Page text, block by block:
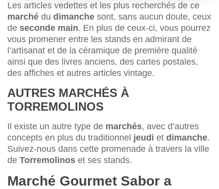
Les articles vedettes et les plus recherchés de ce
marché du dimanche sont, sans aucun doute, ceux
de seconde main. En plus de ceux-ci, vous pourrez
vous promener entre les stands en admirant de
l’artisanat et de la céramique de première qualité
ainsi que des livres anciens, des cartes postales,
des affiches et autres articles vintage.
AUTRES MARCHÉS À
TORREMOLINOS
Il existe un autre type de marchés, avec d’autres
concepts en plus du traditionnel jeudi et dimanche.
Suivez-nous dans cette promenade à travers la ville
de Torremolinos et ses stands.
Marché Gourmet Sabor a